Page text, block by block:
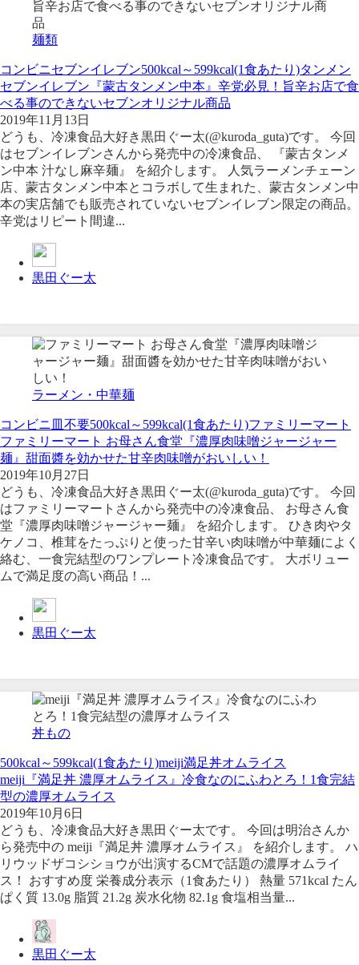
麺類
コンビニセブンイレブン500kcal～599kcal(1食あたり)タンメン
セブンイレブン『蒙古タンメン中本』辛党必見！旨辛お店で食
べる事のできないセブンオリジナル商品
2019年11月13日
どうも、冷凍食品大好き黒田ぐー太(@kuroda_guta)です。 今回
はセブンイレブンさんから発売中の冷凍食品、 『蒙古タンメ
ン中本 汁なし麻辛麺』 を紹介します。 人気ラーメンチェーン
店、蒙古タンメン中本とコラボして生まれた、蒙古タンメン中
本の実店舗でも販売されていないセブンイレブン限定の商品。
辛党はリピート間違...
黒田ぐー太
ラーメン・中華麺
コンビニ 皿不要500kcal～599kcal(1食あたり)ファミリーマート
ファミリーマート お母さん食堂『濃厚肉味噌ジャージャー
麺』甜面醬を効かせた甘辛肉味噌がおいしい！
2019年10月27日
どうも、冷凍食品大好き黒田ぐー太(@kuroda_guta)です。 今回
はファミリーマートさんから発売中の冷凍食品、 お母さん食
堂『濃厚肉味噌ジャージャー麺』 を紹介します。 ひき肉やタ
ケノコ、椎茸をたっぷりと使った甘辛い肉味噌が中華麺によく
絡む、一食完結型のワンプレート冷凍食品です。 大ボリュー
ムで満足度の高い商品！...
黒田ぐー太
丼もの
500kcal～599kcal(1食あたり)meiji満足丼オムライス
meiji『満足丼 濃厚オムライス』冷食なのにふわとろ！1食完結
型の濃厚オムライス
2019年10月6日
どうも、冷凍食品大好き黒田ぐー太です。 今回は明治さんか
ら発売中の meiji『満足丼 濃厚オムライス』 を紹介します。 ハ
リウッドザコシショウが出演するCMで話題の濃厚オムライ
ス！ おすすめ度 栄養成分表示（1食あたり） 熱量 571kcal たん
ぱく質 13.0g 脂質 21.2g 炭水化物 82.1g 食塩相当量...
黒田ぐー太